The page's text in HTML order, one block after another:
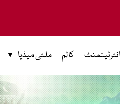
انٹرٹینمنٹ کالم ملٹی میڈیا